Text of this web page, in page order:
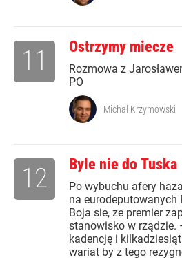
Ostrzymy miecze
Rozmowa z
PO
11
Michał Krzymowski
Byle nie do Tuska
Po wybuchu afery
na eurodeputowanych
Boja sie, ze premier
stanowisko w rządzie.
kadencję i
wariat by z tego
12